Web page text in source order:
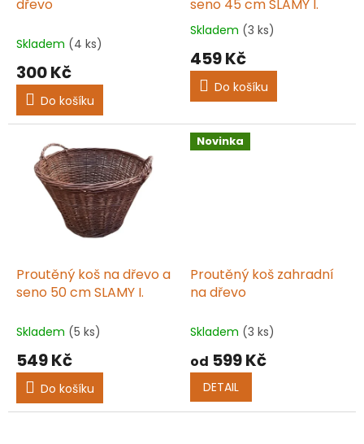
udřevo
Skladem (4 ks)
300 Kč
Do košíku
seno 45 cm SLAMY I.
Průměrné
hodnocení
produktu
5,0
5
hvězdiček.
Skladem (3 ks)
459 Kč
Do košíku
Proutěný koš na dřevo a
seno 50 cm SLAMY I.
Skladem (5 ks)
549 Kč
Do košíku
Novinka
Proutěný koš zahradní
na dřevo
Skladem (3 ks)
od 599 Kč
DETAIL